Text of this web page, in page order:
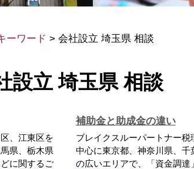
ーワード > 会社設立 埼玉県 相談
設立 埼玉県 相談
、江東区を
県、栃木県
に関するご
補助金と助成金の違い
ブレイクスルーパートナー
中心に東京都、神奈川県、千
の広いエリアで、「資金調達